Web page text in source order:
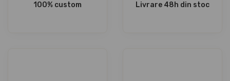
100% custom Livrare 48h din stoc